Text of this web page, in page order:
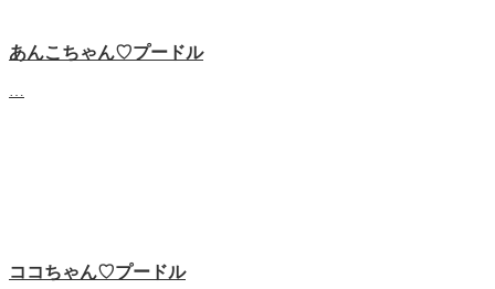
あんこちゃん♡‬プードル
ココちゃん♡‬プードル